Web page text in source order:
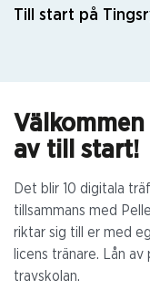
Till start på
av till start!
Det blir 10 digitala
tillsammans med
riktar sig till er med
licens tränare. Lån
travskolan.